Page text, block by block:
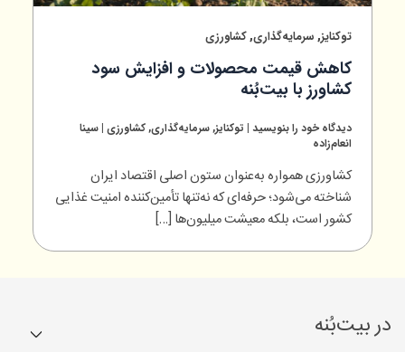
توکنایز, سرمایه‌گذاری,کشاورزی
کاهش قیمت محصولات و افزایش سود
کشاورز با بیت‌بُنه
دیدگاه‌ خود را بنویسید توکنایز,سرمایه‌گذاری,کشاورزی| سینا
انعام‌زاده
کشاورزی همواره به‌عنوان ستون اصلی اقتصاد ایران
شناخته می‌شود؛ حرفه‌ای که نه‌تنها تأمین‌کننده امنیت غذایی
کشور است، بلکه معیشت میلیون‌ها […]
در بیت‌بُنه